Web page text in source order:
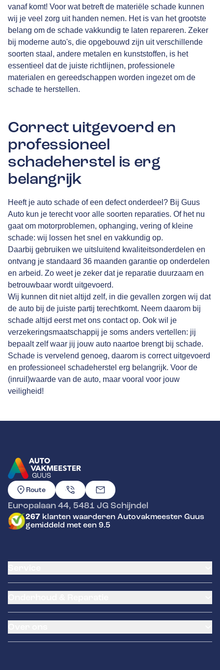
vanaf komt! Voor wat betreft de materiële schade kunnen
wij je veel zorg uit handen nemen. Het is van het grootste
belang om de schade vakkundig te laten repareren. Zeker
bij moderne auto's, die opgebouwd zijn uit verschillende
soorten staal, andere metalen en kunststoffen, is het
essentieel dat de juiste richtlijnen, professionele
materialen en gereedschappen worden ingezet om de
schade te herstellen.
Correct uitgevoerd en
professioneel
schadeherstel is erg
belangrijk
Heeft je auto schade of een defect onderdeel? Bij Guus
Auto kun je terecht voor alle soorten reparaties. Of het nu
gaat om motorproblemen, ophanging, vering of kleine
schade: wij lossen het snel en vakkundig op.
Daarbij gebruiken we uitsluitend kwaliteitsonderdelen en
ontvang je standaard 36 maanden garantie op onderdelen
en arbeid. Zo weet je zeker dat je reparatie duurzaam en
betrouwbaar wordt uitgevoerd.
Wij kunnen dit niet altijd zelf, in die gevallen zorgen wij dat
de auto bij de juiste partij terechtkomt. Neem daarom bij
schade altijd eerst met ons contact op. Ook wil je
verzekeringsmaatschappij je soms anders vertellen: jij
bepaalt zelf waar jij jouw auto naartoe brengt bij schade.
Schade is vervelend genoeg, daarom is correct uitgevoerd
en professioneel schadeherstel erg belangrijk. Voor de
(inruil)waarde van de auto, maar vooral voor jouw
veiligheid!
GUUS
GA NAAR DE HOMEPAGINA
Route
Europalaan 44, 5481 JGSchijndel
267 klanten waarderen Autovakmeester Guus
gemiddeld met een 9.5
Banden service
Klantenkaart
Schade en reparatie